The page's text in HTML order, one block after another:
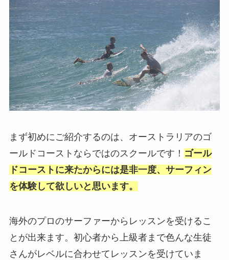
まず初めにご紹介するのは、オーストラリアのゴ
ールドコーストならではのスクールです！ ゴール
ドコーストに来たからには是非一度、サーフィン
を体験して欲しいと思います。
海外のプロのサーファーからレッスンを受けるこ
とが出来ます。初心者から上級者まで色んな生徒
さんがレベルに合わせてレッスンを受けていま